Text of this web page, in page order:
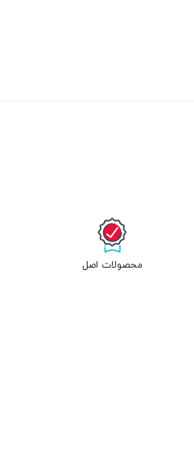
محصولات اصل